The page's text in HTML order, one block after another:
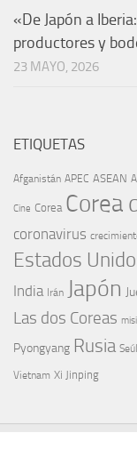
«De Japón a
productores y
23 MAYO, 2026
ETIQUETAS
Afganistán APEC ASEAN
Cine Corea Corea
coronavirus
Estados
India Irán Japón
Las dos Coreas
Pyongyang Rusia Seúl
Vietnam Xi Jinping